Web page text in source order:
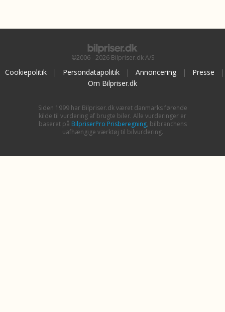
©2006 - 2026 Bilpriser.dk A/S
Cookiepolitik | Persondatapolitik | Annoncering | Presse
|
Om Bilpriser.dk
Siden 1999 har Bilpriser.dk været danmarks førende
kilde til vurdering af brugte biler. Alle vurderinger er
baseret på BilpriserPro Prisberegning, bilbranchens
uafhængige værktøj til bilvurdering.